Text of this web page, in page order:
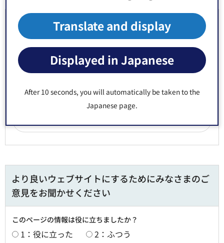
Translate and display
Displayed in Japanese
After 10 seconds, you will automatically be taken to the
Japanese page.
お問い合わせ先
福祉部 介護保険課 給付係 窓口：区役所3階2番
郵便番号135-8383 東京都江東区東陽4丁目11番28号
Fax：03-3647-9466
より良いウェブサイトにするためにみなさまのご
意見をお聞かせください
このページの情報は役に立ちましたか？
1：役に立った
2：ふつう